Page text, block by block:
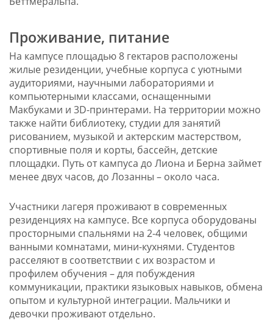
Проживание, питание
На кампусе площадью 8 гектаров расположены
жилые резиденции, учебные корпуса с уютными
аудиториями, научными лабораториями и
компьютерными классами, оснащенными
Макбуками и 3D-принтерами. На территории можно
также найти библиотеку, студии для занятий
рисованием, музыкой и актерским мастерством,
спортивные поля и корты, бассейн, детские
площадки. Путь от кампуса до Лиона и Берна займет
менее двух часов, до Лозанны – около часа.
Участники лагеря проживают в современных
резиденциях на кампусе. Все корпуса оборудованы
просторными спальнями на 2-4 человек, общими
ванными комнатами, мини-кухнями. Студентов
расселяют в соответствии с их возрастом и
профилем обучения – для побуждения
коммуникации, практики языковых навыков, обмена
опытом и культурной интеграции. Мальчики и
девочки проживают отдельно.